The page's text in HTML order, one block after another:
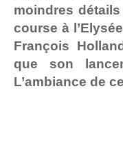
moindres
course à
François
que son
L’ambiance de